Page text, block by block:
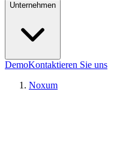
Unternehmen
DemoKontaktieren Sie uns
Noxum